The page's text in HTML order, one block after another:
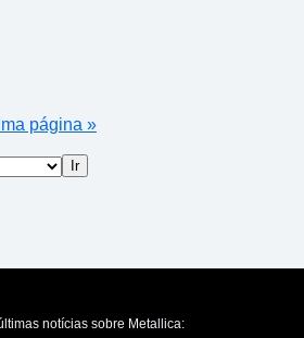
página »
notícias sobre Metallica: